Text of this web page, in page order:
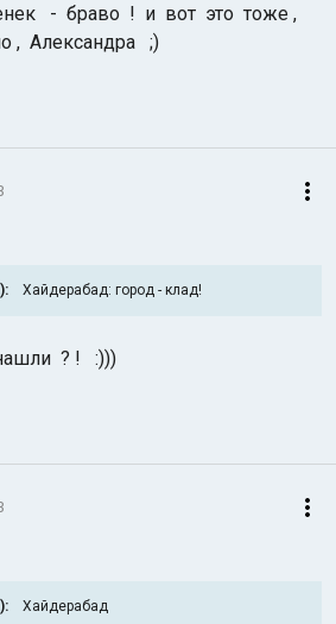
- браво ! и вот это тоже ,
, Александра ;)
Хайдерабад: город - клад!
? ! :)))
Хайдерабад